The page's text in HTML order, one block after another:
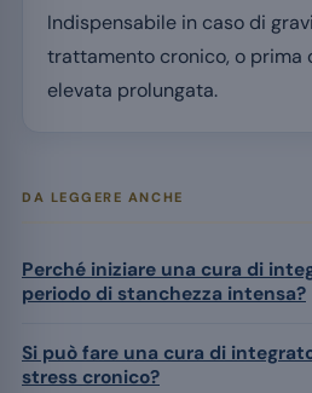
Indispensabile in caso di
trattamento cronico, o prima
elevata prolungata.
DA LEGGERE ANCHE
Perché iniziare una cura di
periodo di stanchezza intensa?
Si può fare una cura di
stress cronico?